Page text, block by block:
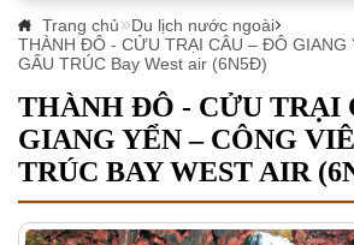
Trang chủ
Du lịch nước ngoài
THÀNH ĐÔ - CỬU TRẠI CÂU – ĐÔ GIANG
GẤU TRÚC Bay West air (6N5Đ)
THÀNH ĐÔ - CỬU TRẠI
GIANG YỂN – CÔNG
TRÚC BAY WEST AIR